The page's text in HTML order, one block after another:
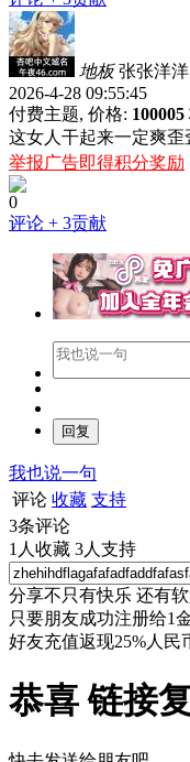
地板 张张洋洋
2026-4-28 09:55:45
付费主题, 价格:
这女人干起来一定爽歪
举报广告即得积分奖励
0
评论 + 3贡献
我也说一句
评论 收藏 支持
3条评论
1 人收藏 3人支持
分享不只有快乐 还有
只要朋友成功注册给1
好友充值返现25%人民
恭喜 链接